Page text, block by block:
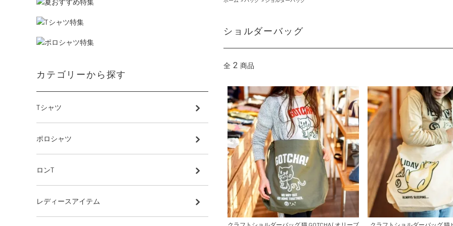
ショルダーバッグ
全 2 商品
クラフトショルダーバッグ 猫 GOTCHA ( オリーブ クラフトショルダーバッグ 猫
カテゴリーから探す
Tシャツ
ポロシャツ
ロンT
レディースアイテム